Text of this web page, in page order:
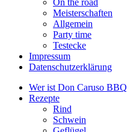
On the road
Meisterschaften
Allgemein
Party time
Testecke
Impressum
Datenschutzerklärung
Wer ist Don Caruso BBQ
Rezepte
Rind
Schwein